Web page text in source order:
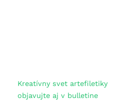
Kreatívny svet artefiletiky
objavujte aj v bulletine